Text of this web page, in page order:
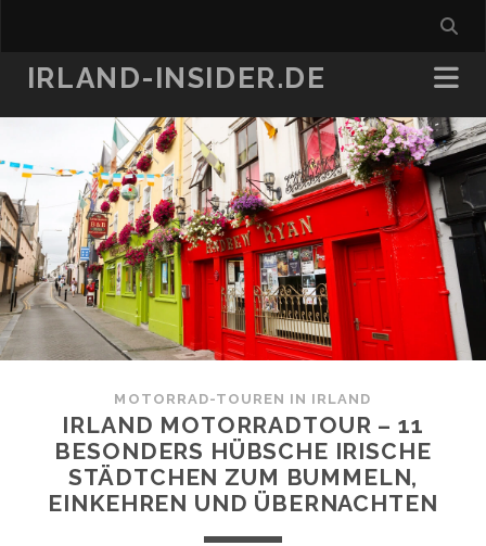
IRLAND-INSIDER.DE
MOTORRAD-TOUREN IN IRLAND
IRLAND MOTORRADTOUR – 11
BESONDERS HÜBSCHE IRISCHE
STÄDTCHEN ZUM BUMMELN,
EINKEHREN UND ÜBERNACHTEN